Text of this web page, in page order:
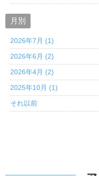
月別
2026年7月 (1)
2026年6月 (2)
2026年4月 (2)
2025年10月 (1)
それ以前